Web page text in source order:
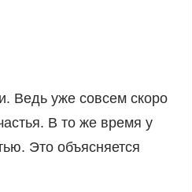
Ведь уже совсем скоро
В то же время у
Это объясняется